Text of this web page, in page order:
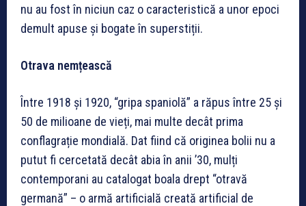
nu au fost în niciun caz o caracteristică a unor epoci
demult apuse și bogate în superstiții.
Otrava nemțească
Între 1918 și 1920, “gripa spaniolă” a răpus între 25 și
50 de milioane de vieți, mai multe decât prima
conflagrație mondială. Dat fiind că originea bolii nu a
putut fi cercetată decât abia în anii ’30, mulți
contemporani au catalogat boala drept “otravă
germană” – o armă artificială creată artificial de